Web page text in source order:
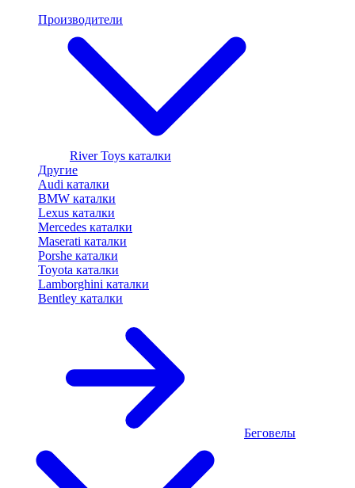
Производители
River Toys каталки
Другие
Audi каталки
BMW каталки
Lexus каталки
Mercedes каталки
Maserati каталки
Porshe каталки
Toyota каталки
Lamborghini каталки
Bentley каталки
Беговелы